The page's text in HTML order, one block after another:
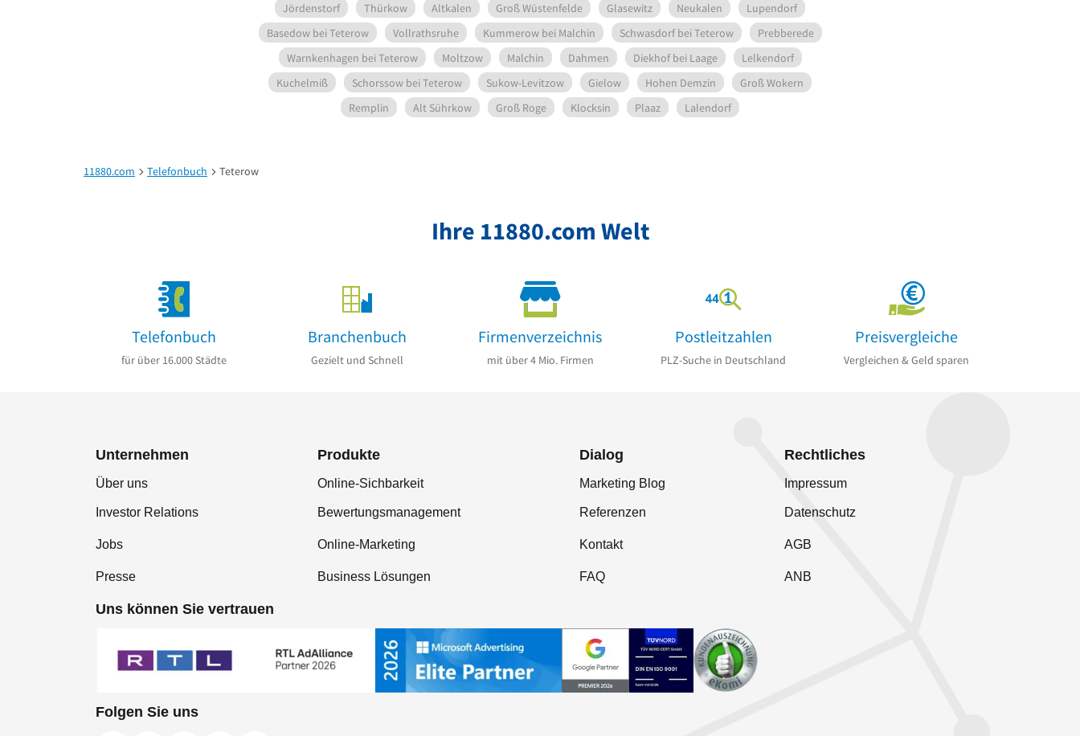
Jördenstorf Thürkow Altkalen Groß Wüstenfelde Glasewitz Neukalen
Lupendorf
Basedow bei Teterow
Vollrathsruhe Kummerow bei Malchin Schwasdorf bei Teterow
Prebberede
Warnkenhagen bei Teterow
Moltzow Malchin Dahmen Diekhof bei Laage
Lelkendorf
Kuchelmiß
Schorssow bei Teterow Sukow-Levitzow Gielow Hohen Demzin
Groß Wokern
Remplin
Alt Sührkow Groß Roge Klocksin Plaaz Lalendorf
11880.com Telefonbuch Teterow
Ihre 11880.com Welt
Telefonbuch
für über 16.000 Städte
Branchenbuch
Gezielt und Schnell
Firmenverzeichnis
mit über 4 Mio. Firmen
Postleitzahlen
PLZ-Suche in Deutschland
Preisvergleiche
Vergleichen & Geld sparen
Unternehmen
Über uns
Investor Relations
Jobs
Presse
Produkte
Online-Sichbarkeit
Bewertungsmanagement
Online-Marketing
Business Lösungen
Dialog
Marketing Blog
Referenzen
Kontakt
FAQ
Rechtliches
Impressum
Datenschutz
AGB
ANB
Uns können Sie vertrauen
Folgen Sie uns